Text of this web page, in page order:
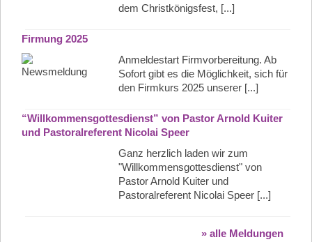
dem Christkönigsfest, [...]
Firmung 2025
Anmeldestart Firmvorbereitung. Ab
Sofort gibt es die Möglichkeit, sich für
den Firmkurs 2025 unserer [...]
“Willkommensgottesdienst” von Pastor Arnold Kuiter
und Pastoralreferent Nicolai Speer
Ganz herzlich laden wir zum
"Willkommensgottesdienst" von
Pastor Arnold Kuiter und
Pastoralreferent Nicolai Speer [...]
» alle Meldungen